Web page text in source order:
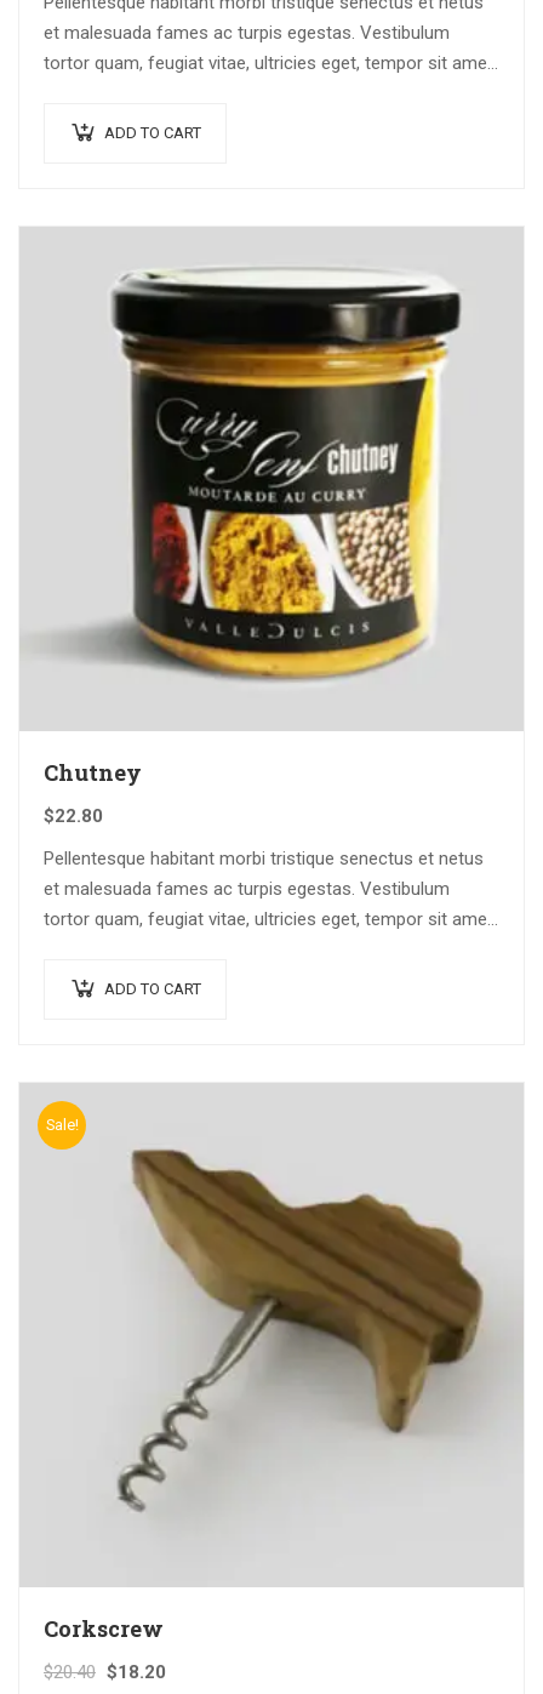
et malesuada fames ac turpis egestas. Vestibulum
tortor quam, feugiat vitae, ultricies eget, tempor sit amet,
ADD TO CART
Chutney
$22.80
Pellentesque habitant morbi tristique senectus et netus
et malesuada fames ac turpis egestas. Vestibulum
tortor quam, feugiat vitae, ultricies eget, tempor sit amet,
ADD TO CART
Sale!
Corkscrew
$20.40 $18.20